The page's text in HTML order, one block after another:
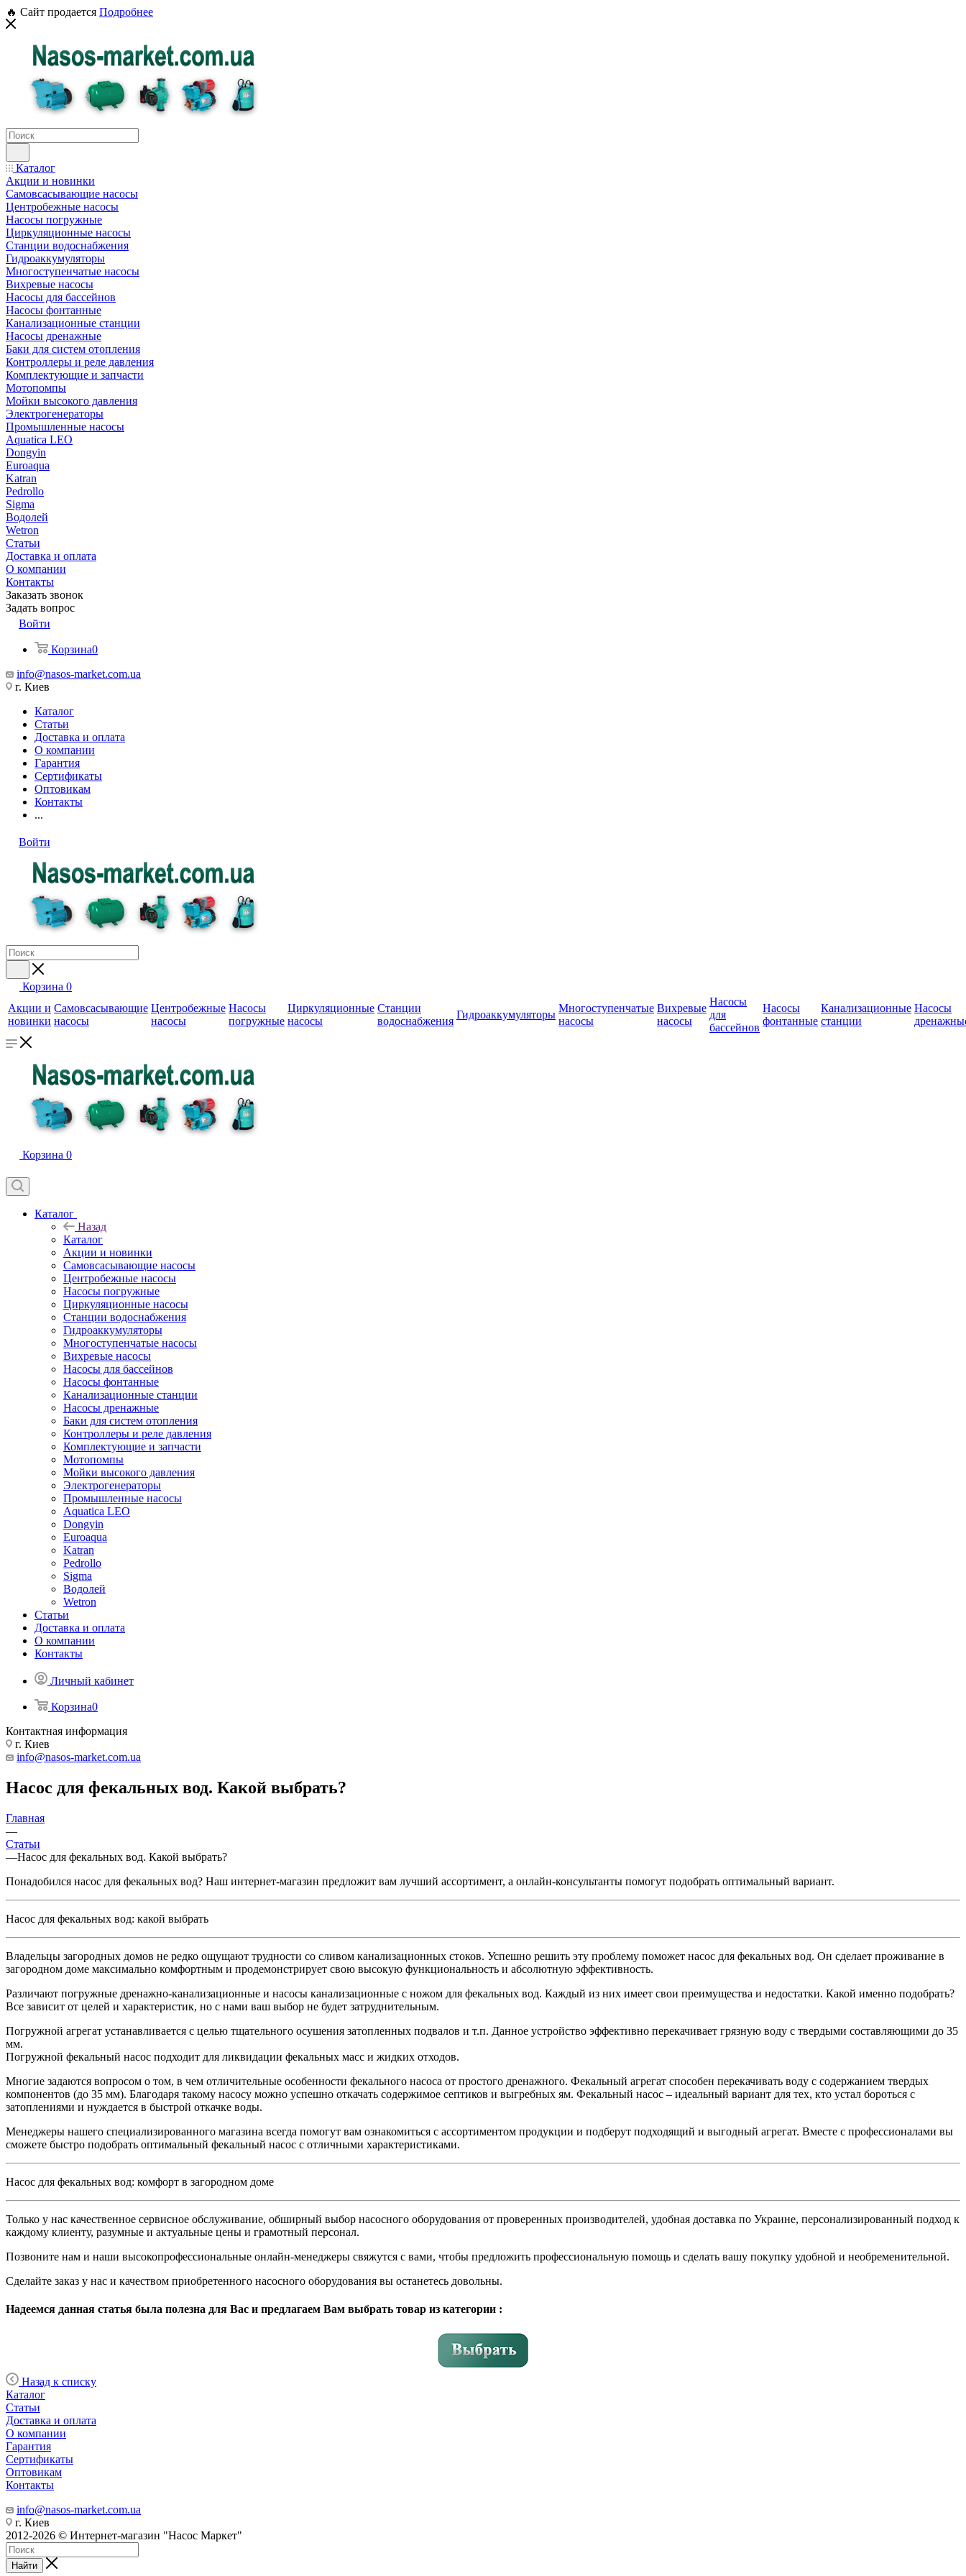
🔥 Сайт продается Подробнее
Каталог
Акции и новинки
Самовсасывающие насосы
Центробежные насосы
Насосы погружные
Циркуляционные насосы
Станции водоснабжения
Гидроаккумуляторы
Многоступенчатые насосы
Вихревые насосы
Насосы для бассейнов
Насосы фонтанные
Канализационные станции
Насосы дренажные
Баки для систем отопления
Контроллеры и реле давления
Комплектующие и запчасти
Мотопомпы
Мойки высокого давления
Электрогенераторы
Промышленные насосы
Aquatica LEO
Dongyin
Euroaqua
Katran
Pedrollo
Sigma
Водолей
Wetron
Статьи
Доставка и оплата
О компании
Контакты
Заказать звонок
Задать вопрос
Войти
Корзина0
info@nasos-market.com.ua
г. Киев
Каталог
Статьи
Доставка и оплата
О компании
Гарантия
Сертификаты
Оптовикам
Контакты
...
Войти
Корзина 0
Акции и
новинки
Самовсасывающие
насосы
Центробежные
насосы
Насосы
погружные
Циркуляционные
насосы
Станции
водоснабжения
Гидроаккумуляторы
Многоступенчатые
насосы
Вихревые
насосы
Насосы
для
бассейнов
Насосы
фонтанные
Канализационные
станции
Насосы
Корзина 0
Каталог
Назад
Каталог
Акции и новинки
Самовсасывающие насосы
Центробежные насосы
Насосы погружные
Циркуляционные насосы
Станции водоснабжения
Гидроаккумуляторы
Многоступенчатые насосы
Вихревые насосы
Насосы для бассейнов
Насосы фонтанные
Канализационные станции
Насосы дренажные
Баки для систем отопления
Контроллеры и реле давления
Комплектующие и запчасти
Мотопомпы
Мойки высокого давления
Электрогенераторы
Промышленные насосы
Aquatica LEO
Dongyin
Euroaqua
Katran
Pedrollo
Sigma
Водолей
Wetron
Статьи
Доставка и оплата
О компании
Контакты
Личный кабинет
Корзина0
Контактная информация
г. Киев
info@nasos-market.com.ua
Насос для фекальных вод. Какой выбрать?
Главная
—
Статьи
—Насос для фекальных вод. Какой выбрать?
Понадобился насос для фекальных вод? Наш интернет-магазин предложит вам лучший ассортимент, а онлайн-консультанты помогут подобрать оптимальный вариант.
Насос для фекальных вод: какой выбрать
Владельцы загородных домов не редко ощущают трудности со сливом канализационных стоков. Успешно решить эту проблему поможет насос для фекальных вод. Он сделает проживание в
загородном доме максимально комфортным и продемонстрирует свою высокую функциональность и абсолютную эффективность.
Различают погружные дренажно-канализационные и насосы канализационные с ножом для фекальных вод. Каждый из них имеет свои преимущества и недостатки. Какой именно подобрать?
Все зависит от целей и характеристик, но с нами ваш выбор не будет затруднительным.
Погружной агрегат устанавливается с целью тщательного осушения затопленных подвалов и т.п. Данное устройство эффективно перекачивает грязную воду с твердыми составляющими до 35
мм.
Погружной фекальный насос подходит для ликвидации фекальных масс и жидких отходов.
Многие задаются вопросом о том, в чем отличительные особенности фекального насоса от простого дренажного. Фекальный агрегат способен перекачивать воду с содержанием твердых
компонентов (до 35 мм). Благодаря такому насосу можно успешно откачать содержимое септиков и выгребных ям. Фекальный насос – идеальный вариант для тех, кто устал бороться с
затоплениями и нуждается в быстрой откачке воды.
Менеджеры нашего специализированного магазина всегда помогут вам ознакомиться с ассортиментом продукции и подберут подходящий и выгодный агрегат. Вместе с профессионалами вы
сможете быстро подобрать оптимальный фекальный насос с отличными характеристиками.
Насос для фекальных вод: комфорт в загородном доме
Только у нас качественное сервисное обслуживание, обширный выбор насосного оборудования от проверенных производителей, удобная доставка по Украине, персонализированный подход к
каждому клиенту, разумные и актуальные цены и грамотный персонал.
Позвоните нам и наши высокопрофессиональные онлайн-менеджеры свяжутся с вами, чтобы предложить профессиональную помощь и сделать вашу покупку удобной и необременительной.
Сделайте заказ у нас и качеством приобретенного насосного оборудования вы останетесь довольны.
Надеемся данная статья была полезна для Вас и предлагаем Вам выбрать товар из категории :
Назад к списку
Каталог
Статьи
Доставка и оплата
О компании
Гарантия
Сертификаты
Оптовикам
Контакты
info@nasos-market.com.ua
г. Киев
2012-2026 © Интернет-магазин "Насос Маркет"
Найти